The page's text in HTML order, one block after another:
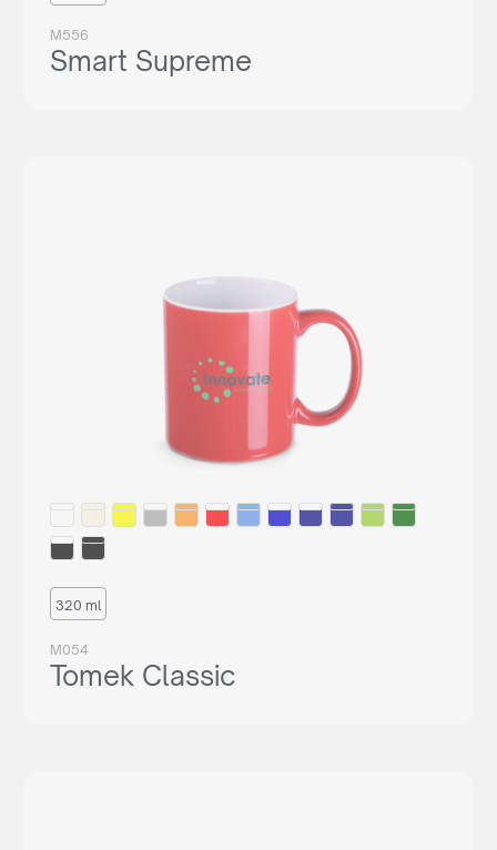
M556
Smart Supreme
320 ml
M054
Tomek Classic